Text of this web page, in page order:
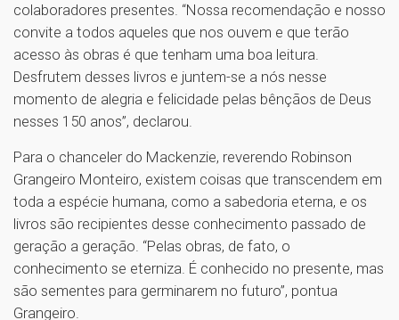
colaboradores presentes. “Nossa recomendação e nosso
convite a todos aqueles que nos ouvem e que terão
acesso às obras é que tenham uma boa leitura.
Desfrutem desses livros e juntem-se a nós nesse
momento de alegria e felicidade pelas bênçãos de Deus
nesses 150 anos”, declarou.
Para o chanceler do Mackenzie, reverendo Robinson
Grangeiro Monteiro, existem coisas que transcendem em
toda a espécie humana, como a sabedoria eterna, e os
livros são recipientes desse conhecimento passado de
geração a geração. “Pelas obras, de fato, o
conhecimento se eterniza. É conhecido no presente, mas
são sementes para germinarem no futuro”, pontua
Grangeiro.